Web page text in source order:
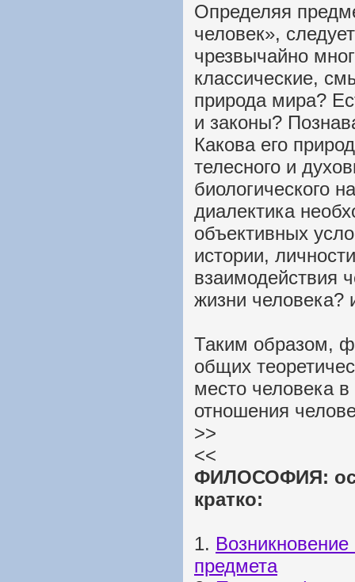
Определяя
человек»,
чрезвычайно
классические,
природа мира?
и законы?
Какова его
телесного и
биологического
диалектика
объективных
истории,
взаимодействия
жизни человека?
Таким образом,
общих
место человека
отношения
>>
<<
ФИЛОСОФИЯ:
кратко:
1.
предмета